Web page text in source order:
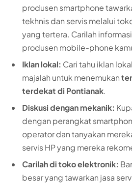
produsen smartphone
tekhnis dan servis melalui
yang tertera. Carilah
produsen mobile-phone
Iklan lokal: Cari tahu iklan
majalah untuk menemukan
terdekat di Pontianak.
Diskusi dengan mekanik:
dengan perangkat
operator dan tanyakan
servis HP yang mereka
Carilah di toko elektronik:
besar yang tawarkan jasa